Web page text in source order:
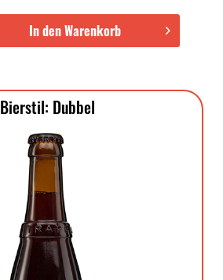
In den Warenkorb
Bierstil: Dubbel